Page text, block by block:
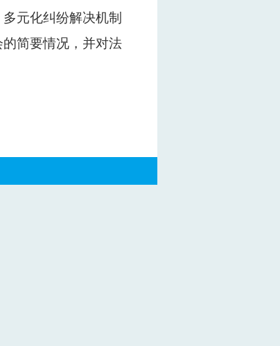
元化纠纷解决机制
简要情况，并对法